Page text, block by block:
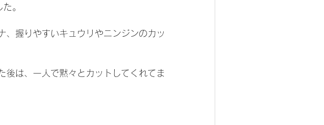
。
、握りやすいキュウリやニンジンのカッ
後は、一人で黙々とカットしてくれてま